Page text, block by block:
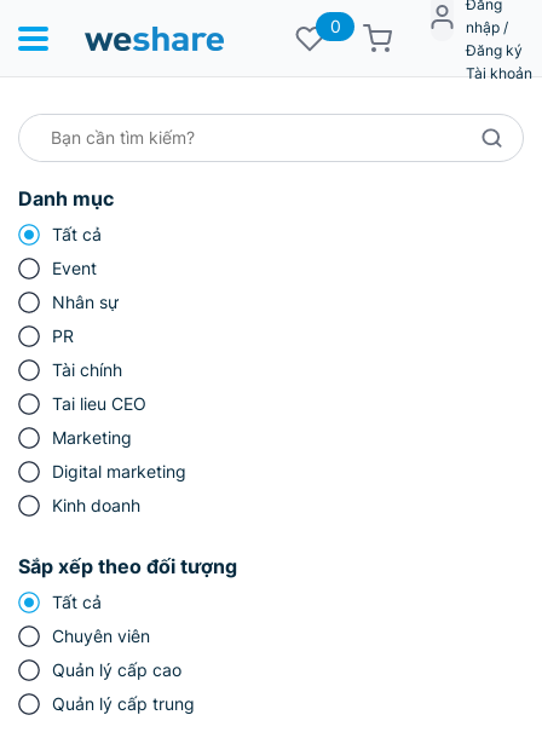
0
Đăng
nhập /
Đăng ký
Tài khoản
Danh mục
Tất cả
Event
Nhân sự
PR
Tài chính
Tai lieu CEO
Marketing
Digital marketing
Kinh doanh
Sắp xếp theo đối tượng
Tất cả
Chuyên viên
Quản lý cấp cao
Quản lý cấp trung